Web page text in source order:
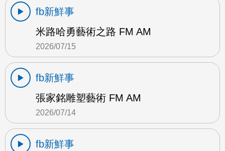
fb新鮮事
米路哈勇藝術之路 FM AM
2026/07/15
fb新鮮事
張家銘雕塑藝術 FM AM
2026/07/14
fb新鮮事